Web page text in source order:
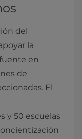
del
la
en
de
El
y 50 escuelas